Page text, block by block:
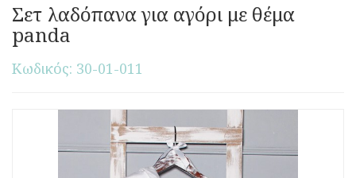
Σετ λαδόπανα για αγόρι με θέμα
panda
Κωδικός: 30-01-011